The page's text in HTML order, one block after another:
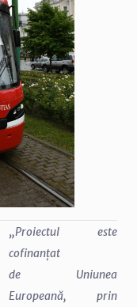
„Proiectul este
cofinanțat
de Uniunea
Europeană, prin